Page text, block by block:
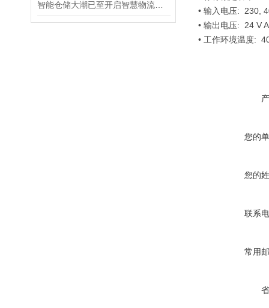
• 输入电压: 230,
• 输出电压: 24 V
• 工作环境温度:
您的
您的
联系
常用